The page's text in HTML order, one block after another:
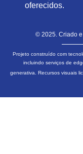
oferecidos.
© 2025. Criado
Projeto construído com
incluindo serviços de
generativa. Recursos visuais